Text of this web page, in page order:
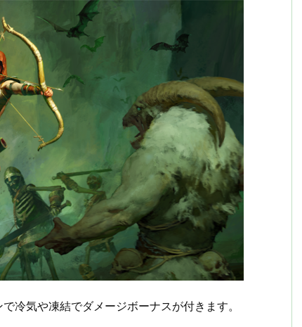
冷気や凍結でダメージボーナスが付きます。